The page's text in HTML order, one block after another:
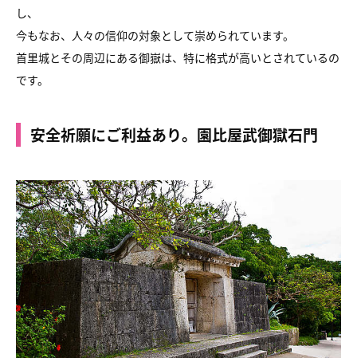
し、
今もなお、人々の信仰の対象として崇められています。
首里城とその周辺にある御嶽は、特に格式が高いとされているの
です。
安全祈願にご利益あり。園比屋武御獄石門